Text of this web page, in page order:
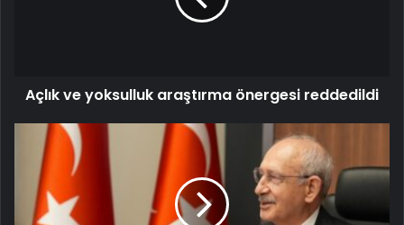
Açlık ve yoksulluk araştırma önergesi reddedildi